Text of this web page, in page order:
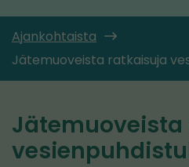
Ajankohtaista
Jätemuoveista ratkaisuja